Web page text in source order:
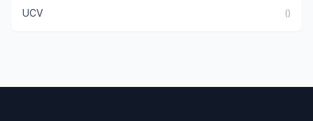
UCV ()